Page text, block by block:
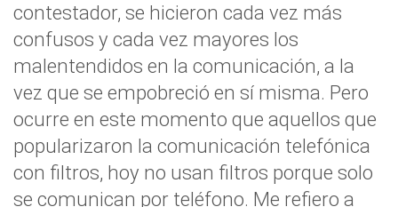
contestador, se hicieron cada vez más
confusos y cada vez mayores los
malentendidos en la comunicación, a la
vez que se empobreció en sí misma. Pero
ocurre en este momento que aquellos que
popularizaron la comunicación telefónica
con filtros, hoy no usan filtros porque solo
se comunican por teléfono. Me refiero a